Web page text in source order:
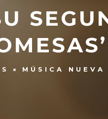
MÚSICA NUEVA